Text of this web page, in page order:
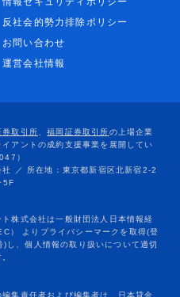
反社会的勢力排除ポリシー
お問い合わせ
運営会社情報
集責任者および編集者は、日本貸金